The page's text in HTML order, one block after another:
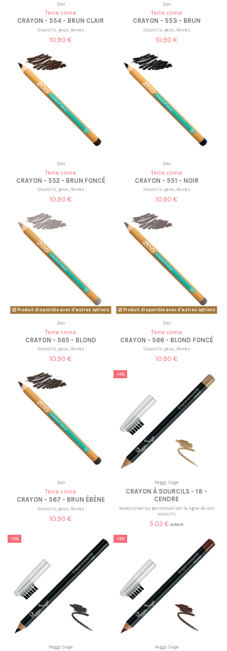
Zao
Terra cinna
CRAYON - 554 - BRUN CLAIR
Sourcils, yeux, lèvres
10,90 €
Zao
Terra cinna
CRAYON - 553 - BRUN
Sourcils, yeux, lèvres
10,90 €
Zao
Terra cinna
CRAYON - 552 - BRUN FONCÉ
Sourcils, yeux, lèvres
10,90 €
Zao
Terra cinna
CRAYON - 551 - NOIR
Sourcils, yeux, lèvres
10,90 €
Produit disponible avec d'autres options
Zao
Terra cinna
CRAYON - 565 - BLOND
Sourcils, yeux, lèvres
10,90 €
Produit disponible avec d'autres options
Zao
Terra cinna
CRAYON - 566 - BLOND FONCÉ
Sourcils, yeux, lèvres
10,90 €
Zao
Terra cinna
CRAYON - 567 - BRUN ÉBÈNE
Sourcils, yeux, lèvres
10,90 €
-15%
Peggy Sage
CRAYON À SOURCILS - 18 -
CENDRE
Redessiner ou personnaliser la ligne de vos
sourcils.
5,02 € 5,90 €
-15%
Peggy Sage
-15%
Peggy Sage